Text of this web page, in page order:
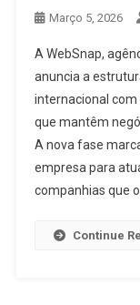
Março 5, 2026
A WebSnap,
anuncia a
internacional
que mantêm
A nova fase
empresa para
companhias que
Continue